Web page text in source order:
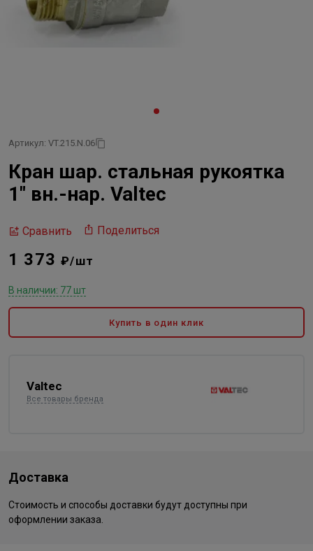
Артикул: VT.215.N.06
Кран шар. стальная рукоятка
1" вн.-нар. Valtec
Сравнить Поделиться
1 373₽/шт
В наличии: 77 шт
Купить в один клик
Valtec
Все товары бренда
Доставка
Стоимость и способы доставки будут доступны при
оформлении заказа.